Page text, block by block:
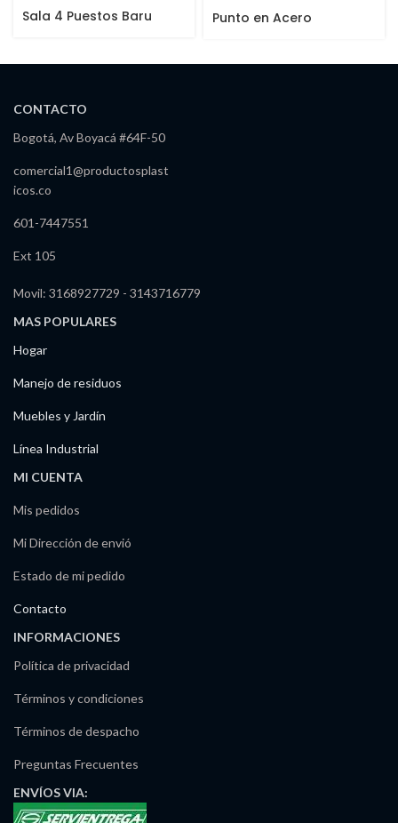
Sala 4 Puestos Baru
Punto en Acero
CONTACTO
Bogotá, Av Boyacá #64F-50
comercial1@productosplast
icos.co
601-7447551
Ext 105
Movil: 3168927729 - 3143716779
MAS POPULARES
Hogar
Manejo de residuos
Muebles y Jardín
Línea Industrial
MI CUENTA
Mis pedidos
Mi Dirección de envió
Estado de mi pedido
Contacto
INFORMACIONES
Política de privacidad
Términos y condiciones
Términos de despacho
Preguntas Frecuentes
ENVÍOSVIA: